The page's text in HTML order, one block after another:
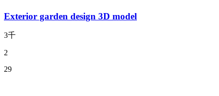
Exterior garden design 3D model
3千
2
29